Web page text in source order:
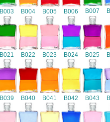
B003 B004 B005 B006 B007
B021 B022 B023 B024 B025
B039 B040 B041 B042 B043